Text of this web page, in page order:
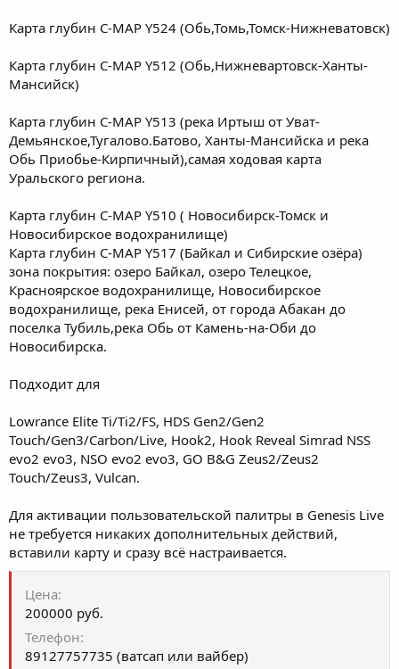
Карта глубин C-MAP Y524 (Обь,Томь,Томск-Нижневатовск)
Карта глубин C-MAP Y512 (Обь,Нижневартовск-Ханты-
Мансийск)
Карта глубин C-MAP Y513 (река Иртыш от Уват-
Демьянское,Тугалово.Батово, Ханты-Мансийска и река
Обь Приобье-Кирпичный),самая ходовая карта
Уральского региона.
Карта глубин C-MAP Y510 ( Новосибирск-Томск и
Новосибирское водохранилище)
Карта глубин C-MAP Y517 (Байкал и Сибирские озёра)
зона покрытия: озеро Байкал, озеро Телецкое,
Красноярское водохранилище, Новосибирское
водохранилище, река Енисей, от города Абакан до
поселка Тубиль,река Обь от Камень-на-Оби до
Новосибирска.
Подходит для
Lowrance Elite Ti/Ti2/FS, HDS Gen2/Gen2
Touch/Gen3/Carbon/Live, Hook2, Hook Reveal Simrad NSS
evo2 evo3, NSO evo2 evo3, GO B&G Zeus2/Zeus2
Touch/Zeus3, Vulcan.
Для активации пользовательской палитры в Genesis Live
не требуется никаких дополнительных действий,
вставили карту и сразу всё настраивается.
Цена
200000 руб.
Телефон
89127757735 (ватсап или вайбер)